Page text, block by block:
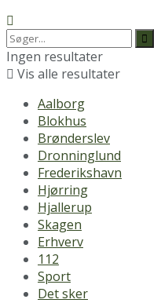
Ingen resultater
Vis alle resultater
Aalborg
Blokhus
Brønderslev
Dronninglund
Frederikshavn
Hjørring
Hjallerup
Skagen
Erhverv
112
Sport
Det sker